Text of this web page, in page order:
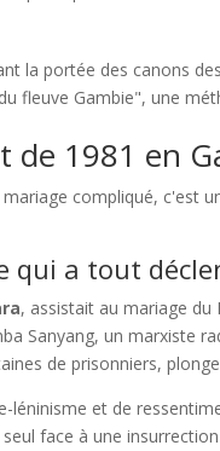
la portée des canons
fleuve Gambie", une
de 1981 en
compliqué, c'est
qui a tout
, assistait au mariage du
Sanyang, un marxiste
de prisonniers,
et de
face à une